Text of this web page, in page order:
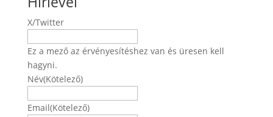
X/Twitter
Ez a mező az érvényesítéshez van és üresen kell
hagyni.
Név(Kötelező)
Email(Kötelező)